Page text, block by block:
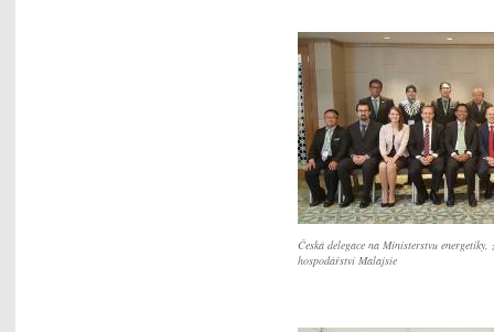
Česká delegace na Ministerstvu
hospodářství Malajsie